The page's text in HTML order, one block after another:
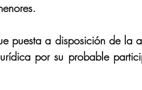
puesta a disposición de la
por su probable